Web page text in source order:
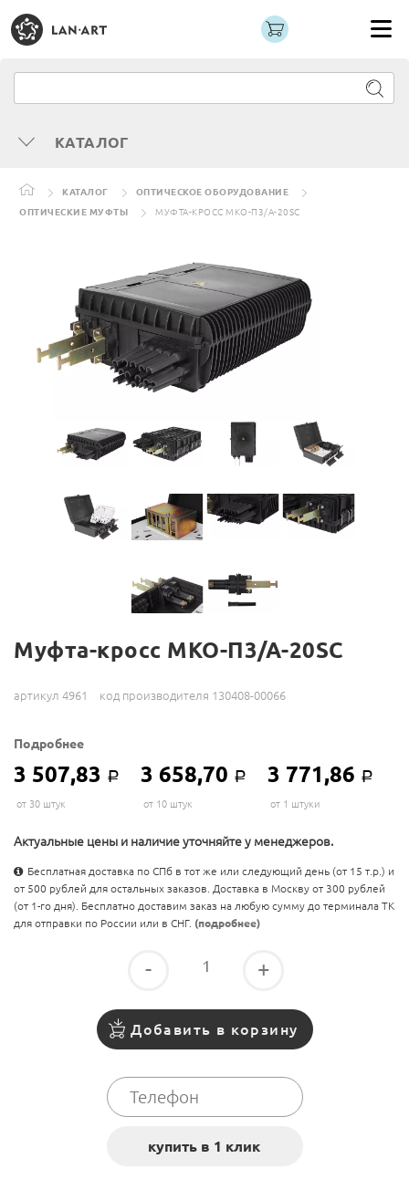
КАТАЛОГ
КАТАЛОГ
ОПТИЧЕСКОЕ ОБОРУДОВАНИЕ
ОПТИЧЕСКИЕ МУФТЫ
МУФТА-КРОСС МКО-П3/А-20SC
Муфта-кросс МКО-П3/А-20SC
артикул 4961 код производителя 130408-00066
Подробнее
3 507,83 Р 3 658,70 Р 3 771,86 Р
от 30 штук от 10 штук от 1 штуки
Актуальные цены и наличие уточняйте у менеджеров.
Бесплатная доставка по СПб в тот же или следующий день (от 15 т.р.) и
от 500 рублей для остальных заказов. Доставка в Москву от 300 рублей
(от 1-го дня). Бесплатно доставим заказ на любую сумму до терминала ТК
для отправки по России или в СНГ. (подробнее)
- +
Добавить в корзину